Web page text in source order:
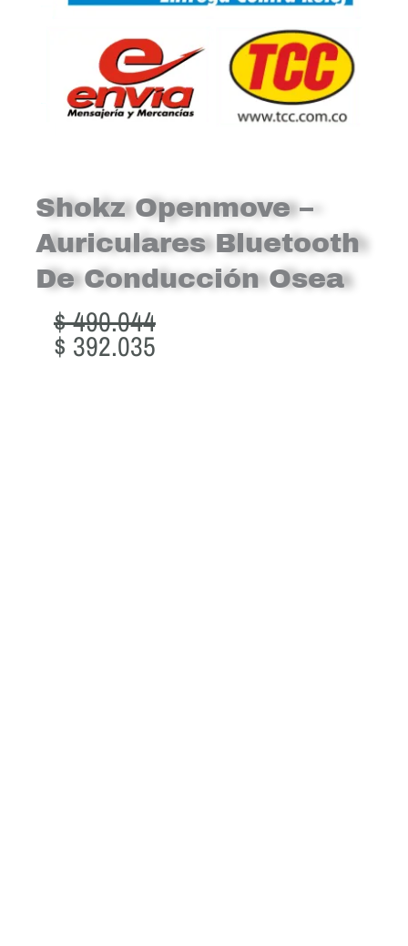
Shokz Openmove –
Auriculares Bluetooth
De Conducción Osea
$490.044
Original
price
was:
$ 392.035
Current
price